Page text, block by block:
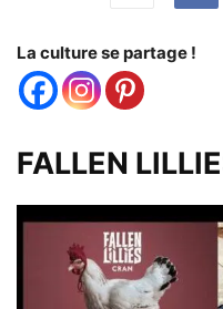
La culture se partage !
FALLEN